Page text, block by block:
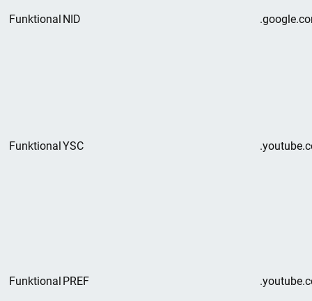
Funktional NID
FunktionalYSC
Funktional PREF